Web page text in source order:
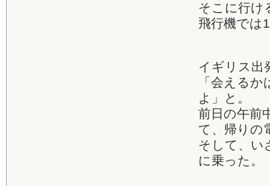
そこに行け
飛行機では
イギリス出
「会える
よ」と。
前日の午前
て、帰りの
そして、い
に乗った。